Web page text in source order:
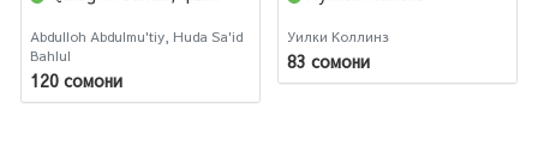
Abdulloh Abdulmu'tiy, Huda Sa'id
Bahlul
120 сомони
Уилки Коллинз
83 сомони